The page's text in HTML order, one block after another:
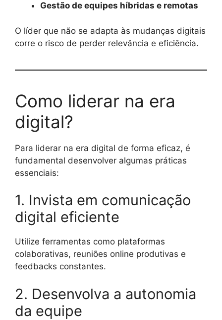
Gestão de equipes híbridas e remotas
O líder que não se adapta às mudanças digitais
corre o risco de perder relevância e eficiência.
Como liderar na era
digital?
Para liderar na era digital de forma eficaz, é
fundamental desenvolver algumas práticas
essenciais:
1. Invista em comunicação
digital eficiente
Utilize ferramentas como plataformas
colaborativas, reuniões online produtivas e
feedbacks constantes.
2. Desenvolva a autonomia
da equipe